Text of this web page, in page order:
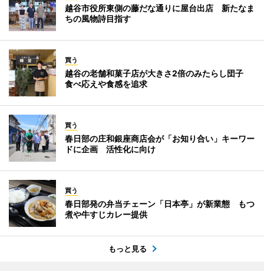
越谷市役所東側の藤だな通りに屋台出店 新たなま
ちの風物詩目指す
買う
越谷の老舗和菓子店が大きさ2倍のみたらし団子
食べ応えや食感を追求
買う
春日部の庄和銀座商店会が「お知り合い」キーワー
ドに企画 活性化に向け
買う
春日部発の弁当チェーン「日本亭」が新業態 もつ
煮や牛すじカレー提供
もっと見る